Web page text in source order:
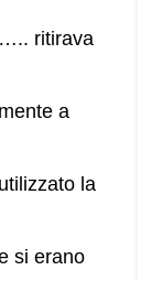
ritirava
a
la
si erano